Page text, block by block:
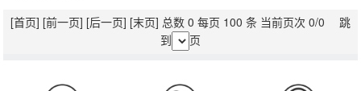
[首页] [前一页] [后一页] [末页] 总数 0 每页 100 条 当前页次 0/0 跳
到
页